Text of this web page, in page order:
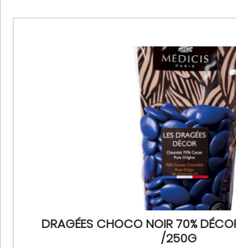
DRAGÉES CHOCO NOIR 70%
/250G